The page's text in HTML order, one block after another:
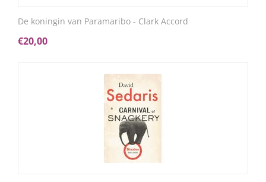
De koningin van Paramaribo - Clark Accord
€20,00